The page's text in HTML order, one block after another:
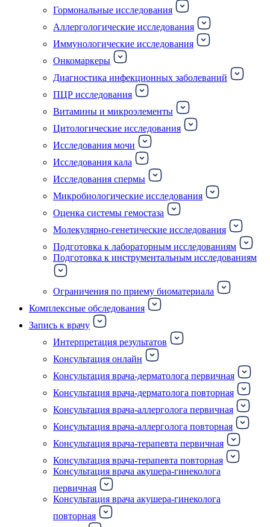
Гормональные исследования
Аллергологические исследования
Иммунологические исследования
Онкомаркеры
Диагностика инфекционных заболеваний
ПЦР исследования
Витамины и микроэлементы
Цитологические исследования
Исследования мочи
Исследования кала
Исследования спермы
Микробиологические исследования
Оценка системы гемостаза
Молекулярно-генетические исследования
Подготовка к лабораторным исследованиям
Подготовка к инструментальным исследованиям
Ограничения по приему биоматериала
Комплексные обследования
Запись к врачу
Интерпретация результатов
Консультация онлайн
Консультация врача-дерматолога первичная
Консультация врача-дерматолога повторная
Консультация врача-аллерголога первичная
Консультация врача-аллерголога повторная
Консультация врача-терапевта первичная
Консультация врача-терапевта повторная
Консультация врача акушера-гинеколога
первичная
Консультация врача акушера-гинеколога
повторная